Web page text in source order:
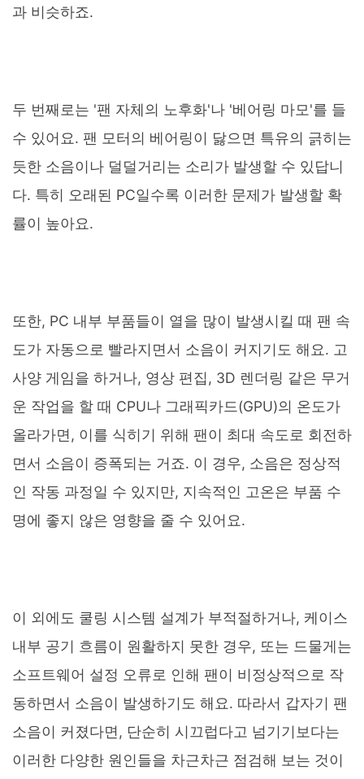
과 비슷하죠.
두 번째로는 '팬 자체의 노후화'나 '베어링 마모'를 들
수 있어요. 팬 모터의 베어링이 닳으면 특유의 긁히는
듯한 소음이나 덜덜거리는 소리가 발생할 수 있답니
다. 특히 오래된 PC일수록 이러한 문제가 발생할 확
률이 높아요.
또한, PC 내부 부품들이 열을 많이 발생시킬 때 팬 속
도가 자동으로 빨라지면서 소음이 커지기도 해요. 고
사양 게임을 하거나, 영상 편집, 3D 렌더링 같은 무거
운 작업을 할 때 CPU나 그래픽카드(GPU)의 온도가
올라가면, 이를 식히기 위해 팬이 최대 속도로 회전하
면서 소음이 증폭되는 거죠. 이 경우, 소음은 정상적
인 작동 과정일 수 있지만, 지속적인 고온은 부품 수
명에 좋지 않은 영향을 줄 수 있어요.
이 외에도 쿨링 시스템 설계가 부적절하거나, 케이스
내부 공기 흐름이 원활하지 못한 경우, 또는 드물게는
소프트웨어 설정 오류로 인해 팬이 비정상적으로 작
동하면서 소음이 발생하기도 해요. 따라서 갑자기 팬
소음이 커졌다면, 단순히 시끄럽다고 넘기기보다는
이러한 다양한 원인들을 차근차근 점검해 보는 것이